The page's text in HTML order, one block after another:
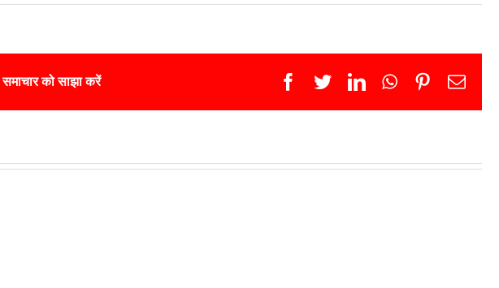
को साझा करें Facebook
TwitterLinkedInWhatsApp
Pinterest
Email